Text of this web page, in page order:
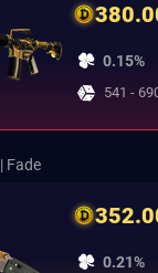
0.15%
541 -
| Fade
0.21%